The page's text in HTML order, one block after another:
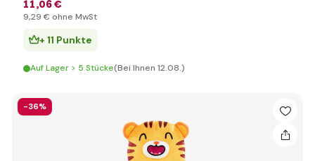
11,06 €
9,29 € ohne MwSt
+ 11 Punkte
Auf Lager > 5 Stücke(Bei Ihnen 12.08.)
-36%